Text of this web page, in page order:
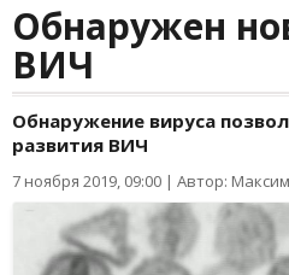
Обнаружен
ВИЧ
Обнаружение вируса
развития ВИЧ
7 ноября 2019, 09:00 | Автор: